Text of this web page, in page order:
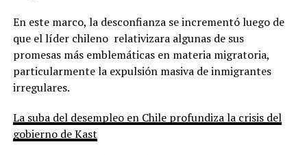
En este marco, la desconfianza se incrementó luego de
que el líder chileno relativizara algunas de sus
promesas más emblemáticas en materia migratoria,
particularmente la expulsión masiva de inmigrantes
irregulares.
La suba del desempleo en Chile profundiza la crisis del
gobierno de Kast